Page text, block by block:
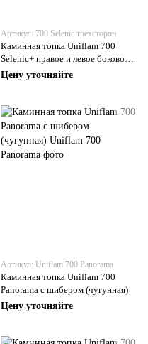
Артикул: 700 Selenic трехсторон
Каминная топка Uniflam 700
Selenic+ правое и левое боковое
стекло (чугунная)
Цену уточняйте
Артикул: Uniflam 700 Panorama
Каминная топка Uniflam 700
Panorama с шибером (чугунная)
Цену уточняйте